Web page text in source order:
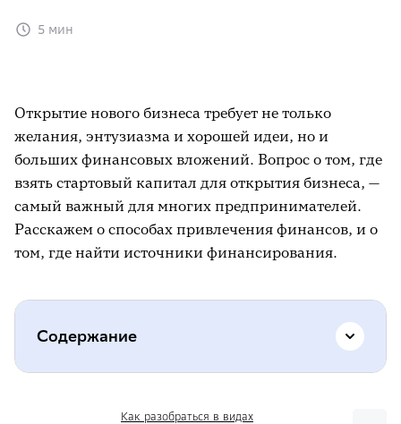
5 мин
Открытие нового бизнеса требует не только
желания, энтузиазма и хорошей идеи, но и
больших финансовых вложений. Вопрос о том, где
взять стартовый капитал для открытия бизнеса, —
самый важный для многих предпринимателей.
Расскажем о способах привлечения финансов, и о
том, где найти источники финансирования.
Содержание
Как разобраться в видах